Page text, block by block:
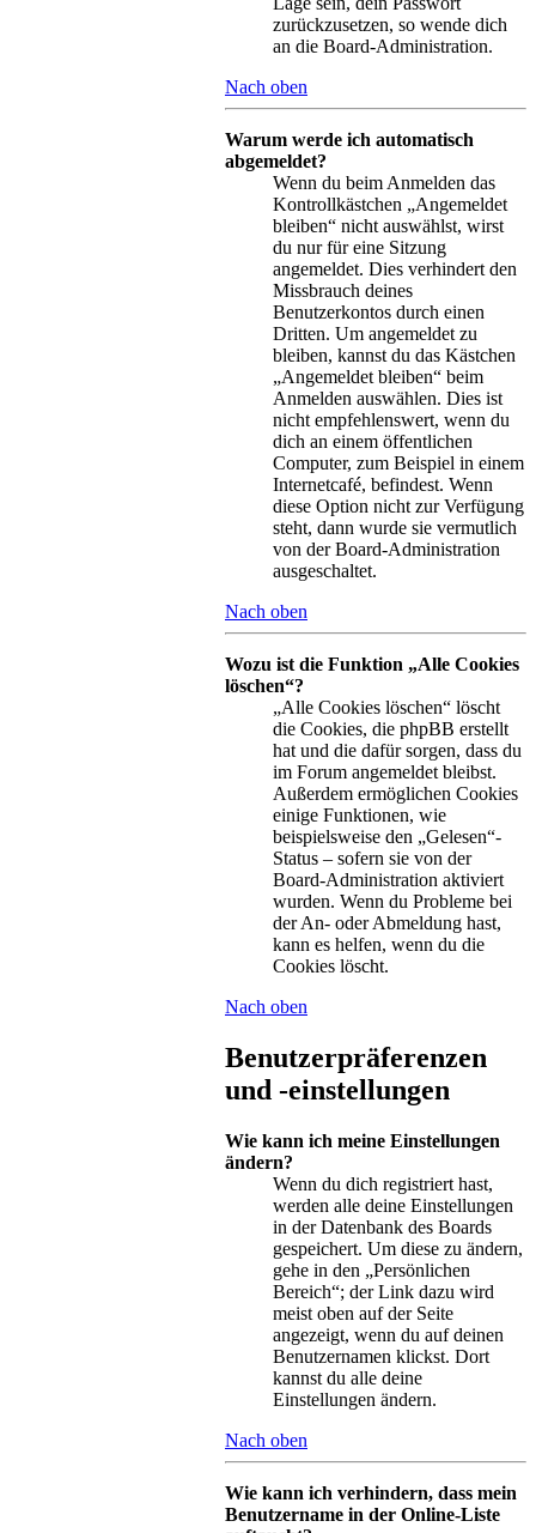
zurückzusetzen, so wende dich
an die Board-Administration.
Nach oben
Warum werde ich automatisch
abgemeldet?
Wenn du beim Anmelden das
Kontrollkästchen „Angemeldet
bleiben“ nicht auswählst, wirst
du nur für eine Sitzung
angemeldet. Dies verhindert den
Missbrauch deines
Benutzerkontos durch einen
Dritten. Um angemeldet zu
bleiben, kannst du das Kästchen
„Angemeldet bleiben“ beim
Anmelden auswählen. Dies ist
nicht empfehlenswert, wenn du
dich an einem öffentlichen
Computer, zum Beispiel in einem
Internetcafé, befindest. Wenn
diese Option nicht zur Verfügung
steht, dann wurde sie vermutlich
von der Board-Administration
ausgeschaltet.
Nach oben
Wozu ist die Funktion „Alle Cookies
löschen“?
„Alle Cookies löschen“ löscht
die Cookies, die phpBB erstellt
hat und die dafür sorgen, dass du
im Forum angemeldet bleibst.
Außerdem ermöglichen Cookies
einige Funktionen, wie
beispielsweise den „Gelesen“-
Status – sofern sie von der
Board-Administration aktiviert
wurden. Wenn du Probleme bei
der An- oder Abmeldung hast,
kann es helfen, wenn du die
Cookies löscht.
Nach oben
Benutzerpräferenzen
und -einstellungen
Wie kann ich meine Einstellungen
ändern?
Wenn du dich registriert hast,
werden alle deine Einstellungen
in der Datenbank des Boards
gespeichert. Um diese zu ändern,
gehe in den „Persönlichen
Bereich“; der Link dazu wird
meist oben auf der Seite
angezeigt, wenn du auf deinen
Benutzernamen klickst. Dort
kannst du alle deine
Einstellungen ändern.
Nach oben
Wie kann ich verhindern, dass mein
Benutzername in der Online-Liste